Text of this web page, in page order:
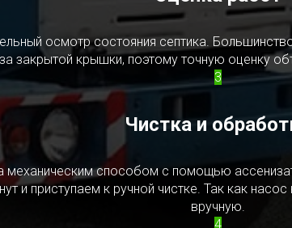
осмотр состояния септика.
за закрытой крышки, поэтому точную оценку
3
Чистка и
механическим способом с помощью
приступаем к ручной чистке. Так как
вручную.
4